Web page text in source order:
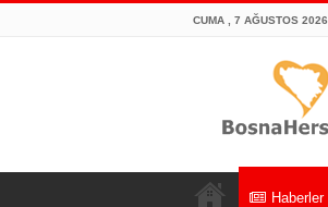
CUMA , 7 AĞUSTOS 2026
Haberler